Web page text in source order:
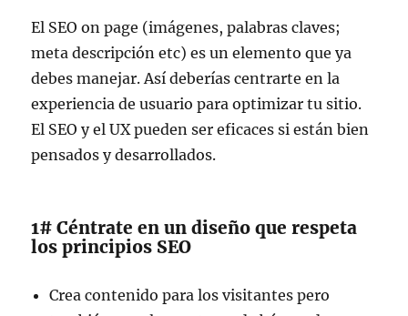
El SEO on page (imágenes, palabras claves;
meta descripción etc) es un elemento que ya
debes manejar. Así deberías centrarte en la
experiencia de usuario para optimizar tu sitio.
El SEO y el UX pueden ser eficaces si están bien
pensados y desarrollados.
1# Céntrate en un diseño que respeta
los principios SEO
Crea contenido para los visitantes pero